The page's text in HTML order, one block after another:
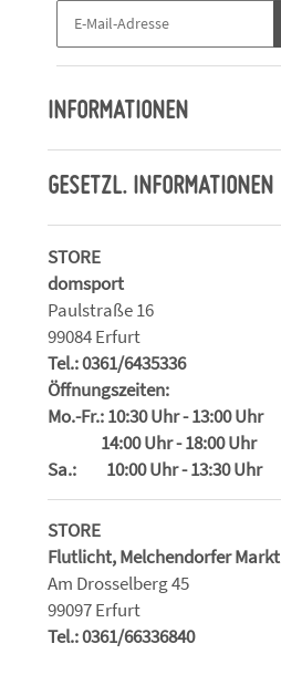
INFORMATIONEN
GESETZL. INFORMATIONEN
STORE
domsport
Paulstraße 16
99084 Erfurt
Tel.: 0361/6435336
Öffnungszeiten:
Mo.-Fr.: 10:30 Uhr - 13:00 Uhr
14:00 Uhr - 18:00 Uhr
Sa.: 10:00 Uhr - 13:30 Uhr
STORE
Flutlicht, Melchendorfer Markt
Am Drosselberg 45
99097 Erfurt
Tel.: 0361/66336840